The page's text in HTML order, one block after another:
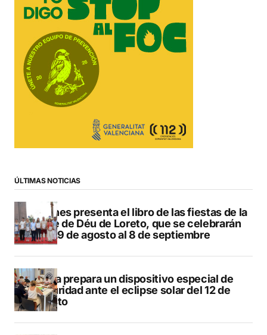
ÚLTIMAS NOTICIAS
Duanes presenta el libro de las fiestas de la
Mare de Déu de Loreto, que se celebrarán
del 29 de agosto al 8 de septiembre
Xàbia prepara un dispositivo especial de
seguridad ante el eclipse solar del 12 de
agosto